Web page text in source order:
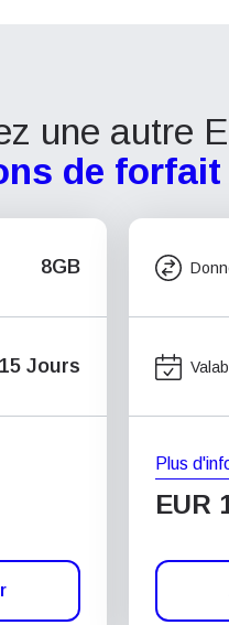
une autre
de forfait
8GB
15 Jours
Plus
EUR